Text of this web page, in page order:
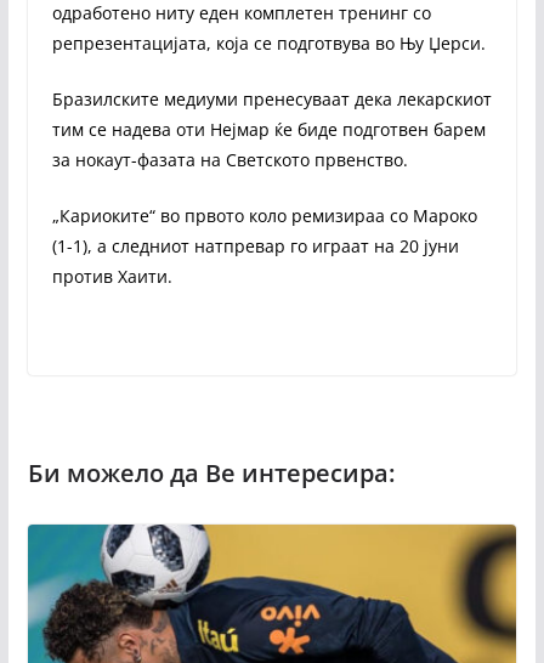
одработено ниту еден комплетен тренинг со
репрезентацијата, која се подготвува во Њу Џерси.
Бразилските медиуми пренесуваат дека лекарскиот
тим се надева оти Нејмар ќе биде подготвен барем
за нокаут-фазата на Светското првенство.
„Кариоките“ во првото коло ремизираа со Мароко
(1-1), а следниот натпревар го играат на 20 јуни
против Хаити.